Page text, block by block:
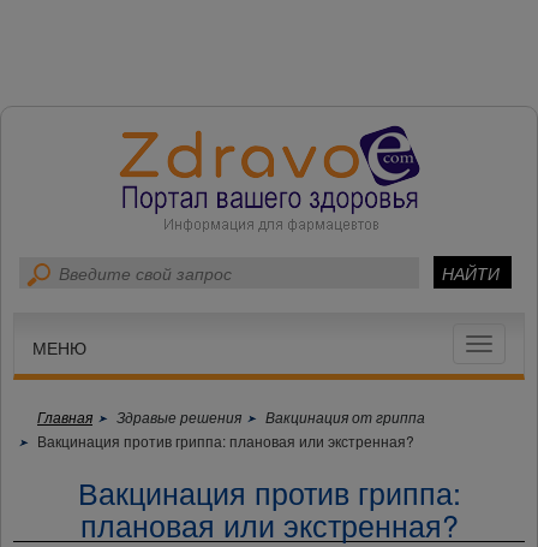
Toggle
МЕНЮ
Главная Здравые решения
Вакцинация от гриппа
Вакцинация против гриппа: плановая или экстренная?
Вакцинация против гриппа:
плановая или экстренная?